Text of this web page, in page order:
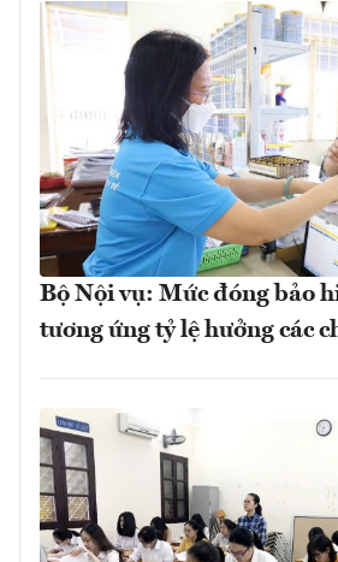
Bộ Nội vụ: Mức đóng bảo
tương ứng tỷ lệ hưởng các